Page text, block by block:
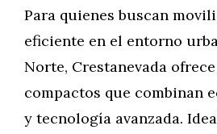
Para quienes buscan
eficiente en el entorno
Norte, Crestanevada
compactos que combinan
y tecnología avanzada.